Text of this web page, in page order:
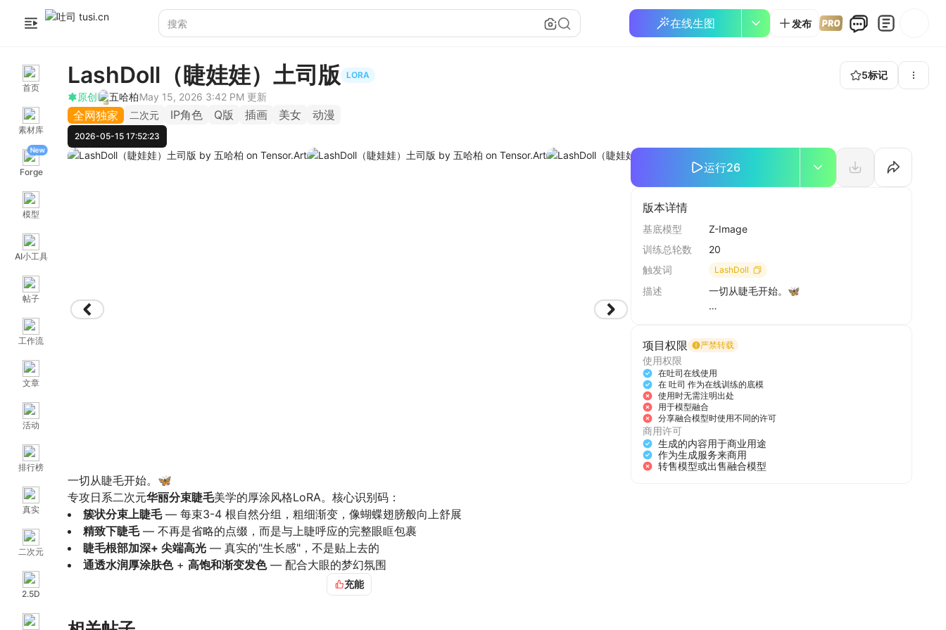
在线生图 发布
首页
素材库
New
Forge
模型
AI小工具
帖子
工作流
文章
活动
排行榜
真实
二次元
2.5D
LashDoll（睫娃娃）土司版 LORA 5标记
原创
五哈柏May 15, 2026 3:42 PM 更新
全网独家 二次元 IP角色 Q版 插画 美女 动漫
2026-05-15 17:52:23
一切从睫毛开始。🦋
专攻日系二次元华丽分束睫毛美学的厚涂风格LoRA。核心识别码：
簇状分束上睫毛— 每束3-4 根自然分组，粗细渐变，像蝴蝶翅膀般向上舒展
精致下睫毛— 不再是省略的点缀，而是与上睫呼应的完整眼眶包裹
睫毛根部加深+ 尖端高光 — 真实的"生长感"，不是贴上去的
通透水润厚涂肤色+ 高饱和渐变发色— 配合大眼的梦幻氛围
不是普通的"画了睫毛"，而是让眼睛本身变成一张图的 视觉锚点
充能
运行26
版本详情
基底模型
Z-Image
训练总轮数
20
触发词
LashDoll
描述 一切从睫毛开始。🦋
细渐变，像蝴蝶翅膀般向上舒展精致下睫毛
— 不再是省略的点缀，而是与上睫呼应的完
的"生长感"，不是贴上去的通透水润厚涂肤
色+ 高饱和渐变发色— 配合大眼的梦幻氛围
不是普通的"画了睫毛"，而是让眼睛本身变
成一张图的视觉锚点。每张图的脸都像精心
项目权限 严禁转载
使用权限
在吐司在线使用
在 吐司 作为在线训练的底模
使用时无需注明出处
用于模型融合
分享融合模型时使用不同的许可
商用许可
生成的内容用于商业用途
作为生成服务来商用
转售模型或出售融合模型